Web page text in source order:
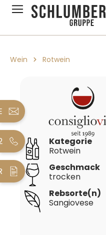
Zur
Wein Rotwein
Geschmack
trocken
Kategorie
Rotwein
Rebsorte(n)
Sangiovese